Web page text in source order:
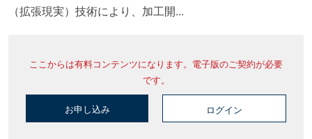
（拡張現実）技術により、加工開...
ここからは有料コンテンツになります。電子版のご契約が必要
です。
お申し込み ログイン